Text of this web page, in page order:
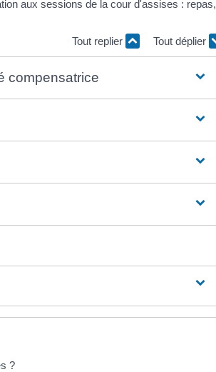
aux sessions de la cour d'assises : repas,
Tout replier
Tout déplier
compensatrice
?